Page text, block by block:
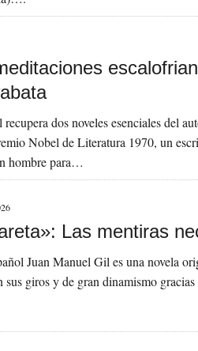
dos noveles esenciales del
Nobel de Literatura 1970, un
hombre para…
Las mentiras
Juan Manuel Gil es una novela
sus giros y de gran dinamismo